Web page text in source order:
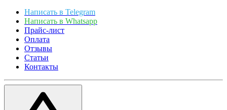
Написать в Telegram
Написать в Whatsapp
Прайс-лист
Оплата
Отзывы
Статьи
Контакты